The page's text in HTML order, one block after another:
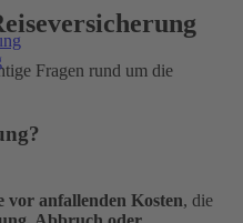
Fragen rund um die
vor anfallenden Kosten, die